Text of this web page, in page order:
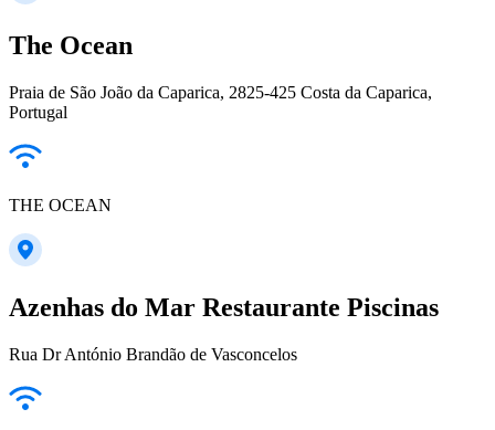
The Ocean
Praia de São João da Caparica, 2825-425 Costa da Caparica,
Portugal
THE OCEAN
Azenhas do Mar Restaurante Piscinas
Rua Dr António Brandão de Vasconcelos